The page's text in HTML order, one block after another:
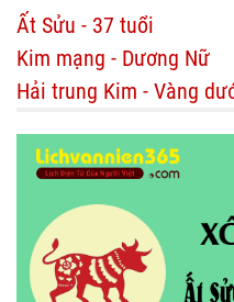
Ất Sửu - 37 tuổi
Kim mạng - Dương Nữ
Hải trung Kim - Vàng